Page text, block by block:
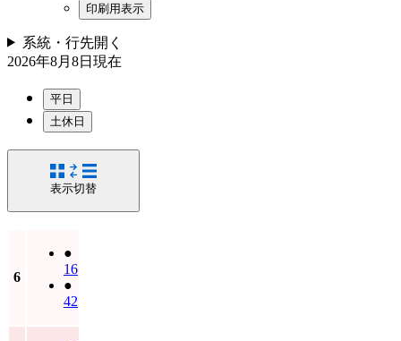
印刷用表示
系統・行先開く
2026年8月8日 現在
平日
土休日
表示切替
6
●
16
●
42